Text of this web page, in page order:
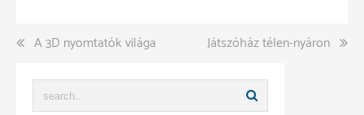
Bejegyzés
navigáció
A 3D nyomtatók világa Játszóház télen-nyáron